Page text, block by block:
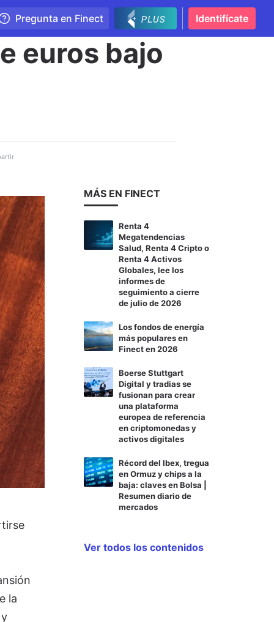
Pregunta en Finect Identifícate
euros bajo
la
MÁS EN FINECT
Renta 4
Megatendencias
Salud, Renta 4 Cripto o
Renta 4 Activos
Globales, lee los
informes de
seguimiento a cierre
de julio de 2026
Los fondos de energía
más populares en
Finect en 2026
Boerse Stuttgart
Digital y tradias se
fusionan para crear
una plataforma
europea de referencia
en criptomonedas y
activos digitales
Récord del Ibex, tregua
en Ormuz y chips a la
baja: claves en Bolsa |
Resumen diario de
mercados
Ver todos los contenidos